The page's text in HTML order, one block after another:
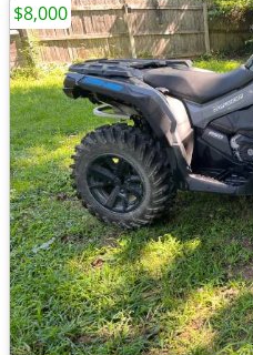
$8,000